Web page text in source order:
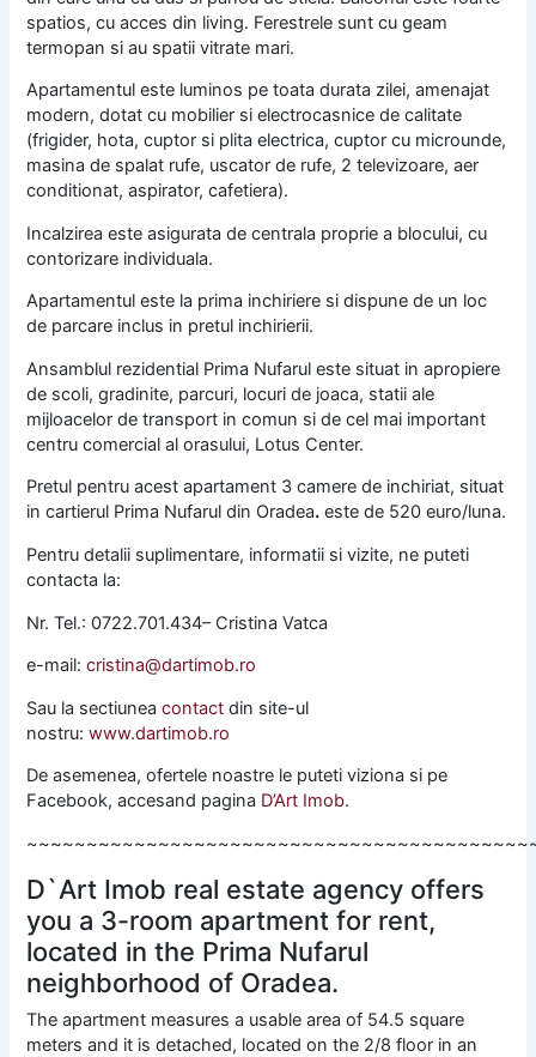
spatios, cu acces din living. Ferestrele sunt cu geam
termopan si au spatii vitrate mari.
Apartamentul este luminos pe toata durata zilei, amenajat
modern, dotat cu mobilier si electrocasnice de calitate
(frigider, hota, cuptor si plita electrica, cuptor cu microunde,
masina de spalat rufe, uscator de rufe, 2 televizoare, aer
conditionat, aspirator, cafetiera).
Incalzirea este asigurata de centrala proprie a blocului, cu
contorizare individuala.
Apartamentul este la prima inchiriere si dispune de un loc
de parcare inclus in pretul inchirierii.
Ansamblul rezidential Prima Nufarul este situat in apropiere
de scoli, gradinite, parcuri, locuri de joaca, statii ale
mijloacelor de transport in comun si de cel mai important
centru comercial al orasului, Lotus Center.
Pretul pentru acest apartament 3 camere de inchiriat, situat
in cartierul Prima Nufarul din Oradea. este de 520 euro/luna.
Pentru detalii suplimentare, informatii si vizite, ne puteti
contacta la:
Nr. Tel.: 0722.701.434– Cristina Vatca
e-mail:cristina@dartimob.ro
Sau la sectiuneacontact din site-ul
nostru:www.dartimob.ro
De asemenea, ofertele noastre le puteti viziona si pe
Facebook, accesand pagina D’Art Imob.
D`Art Imob real estate agency offers
you a 3-room apartment for rent,
located in the Prima Nufarul
neighborhood of Oradea.
The apartment measures a usable area of ​​54.5 square
meters and it is detached, located on the 2/8 floor in an